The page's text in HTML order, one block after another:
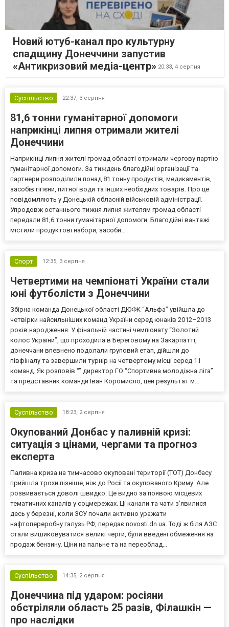
Новий ютуб-канал про культурну
спадщину Донеччини запустив
«Антикризовий медіа-центр» 20:33, 4 серпня
Суспільство 22:37, 3 серпня
81,6 тонни гуманітарної допомоги
наприкінці липня отримали жителі
Донеччини
Наприкінці липня жителі громад області отримали чергову партію
гуманітарної допомоги. За тиждень благодійні організації та
партнери розподілили понад 81 тонну продуктів, медикаментів,
засобів гігієни, питної води та інших необхідних товарів. Про це
повідомляють у Донецькій обласній військовій адміністрації.
Упродовж останнього тижня липня жителям громад області
передали 81,6 тонни гуманітарної допомоги. Благодійні вантажі
містили продуктові набори, засоби...
Спорт 12:35, 3 серпня
Четвертими на чемпіонаті України стали
юні футболісти з Донеччини
Збірна команда Донецької області ДЮФК “Альфа” увійшла до
четвірки найсильніших команд України серед юнаків 2012–2013
років народження. У фінальній частині чемпіонату “Золотий
колос України”, що проходила в Береговому на Закарпатті,
донеччани впевнено подолали груповий етап, дійшли до
півфіналу та завершили турнір на четвертому місці серед 11
команд. Як розповів “” директор ГО “Спортивна молодіжна ліга”
та представник команди Іван Коромисло, цей результат м...
Суспільство 18:23, 2 серпня
Окупований Донбас у паливній кризі:
ситуація з цінами, чергами та прогноз
експерта
Паливна криза на тимчасово окуповані території (ТОТ) Донбасу
прийшла трохи пізніше, ніж до Росії та окупованого Криму. Але
розвивається доволі швидко. Це видно за появою місцевих
тематичних каналів у соцмережах. Ці канали та чати з’явилися
десь у березні, коли ЗСУ почали активно уражати
нафтопереробну галузь РФ, передає novosti.dn.ua. Тоді ж біля АЗС
стали вишиковуватися великі черги, були введені обмеження на
продаж бензину. Ціни на пальне та на переоблад...
Суспільство 14:35, 2 серпня
Донеччина під ударом: росіяни
обстріляли область 25 разів, Філашкін —
про наслідки